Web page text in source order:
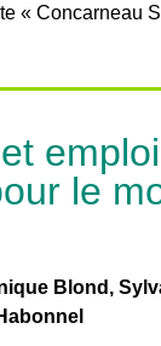
« Concarneau
le
Blond,